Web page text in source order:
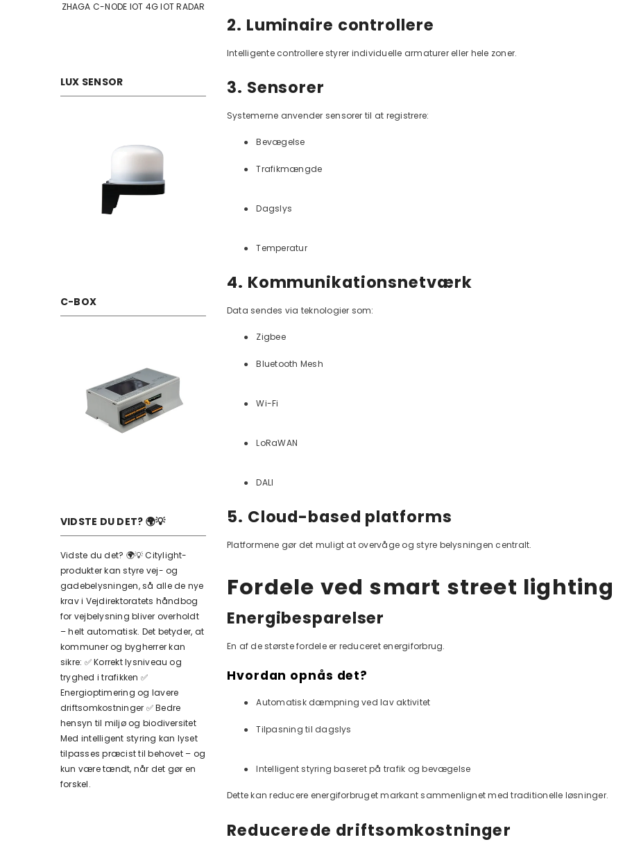
ZHAGA C-NODE IOT 4G IOT RADAR
LUX SENSOR
C-BOX
VIDSTE DU DET? 🌍💡
Vidste du det? 🌍💡 Citylight-
produkter kan styre vej- og
gadebelysningen, så alle de nye
krav i Vejdirektoratets håndbog
for vejbelysning bliver overholdt
– helt automatisk. Det betyder, at
kommuner og bygherrer kan
sikre: ✅ Korrekt lysniveau og
tryghed i trafikken ✅
Energioptimering og lavere
driftsomkostninger ✅ Bedre
hensyn til miljø og biodiversitet
Med intelligent styring kan lyset
tilpasses præcist til behovet – og
kun være tændt, når det gør en
forskel.
2. Luminaire controllere
Intelligente controllere styrer individuelle armaturer eller hele zoner.
3. Sensorer
Systemerne anvender sensorer til at registrere:
● Bevægelse
● Trafikmængde
● Dagslys
● Temperatur
4. Kommunikationsnetværk
Data sendes via teknologier som:
● Zigbee
● Bluetooth Mesh
● Wi-Fi
● LoRaWAN
● DALI
5. Cloud-based platforms
Platformene gør det muligt at overvåge og styre belysningen centralt.
Fordele ved smart street lighting
Energibesparelser
En af de største fordele er reduceret energiforbrug.
Hvordan opnås det?
● Automatisk dæmpning ved lav aktivitet
● Tilpasning til dagslys
● Intelligent styring baseret på trafik og bevægelse
Dette kan reducere energiforbruget markant sammenlignet med traditionelle løsninger.
Reducerede driftsomkostninger